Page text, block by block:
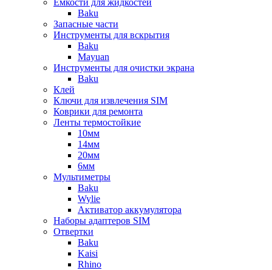
Емкости для жидкостей
Baku
Запасные части
Инструменты для вскрытия
Baku
Mayuan
Инструменты для очистки экрана
Baku
Клей
Ключи для извлечения SIM
Коврики для ремонта
Ленты термостойкие
10мм
14мм
20мм
6мм
Мультиметры
Baku
Wylie
Активатор аккумулятора
Наборы адаптеров SIM
Отвертки
Baku
Kaisi
Rhino